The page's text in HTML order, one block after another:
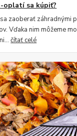
oplatí sa kúpiť?
zaoberať záhradnými
Vďaka nim môžeme
čítať celé